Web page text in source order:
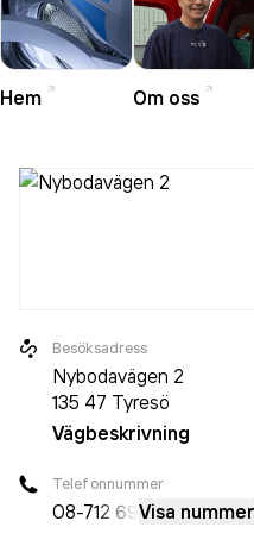
felavhjälpande underhåll.
med tvättstugeservice i mer
mest kända märkena
Podab och Miele
torktumlare, torkskåp,
Hem Om oss
Besöksadress
Nybodavägen 2
135 47 Tyresö
Vägbeskrivning
Telefonnummer
08-712 69 Visa nummer